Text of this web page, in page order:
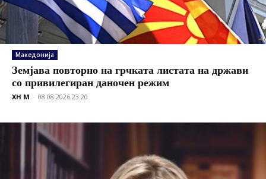
Македонија
Земјава повторно на грчката листата на држави
со привилегиран даночен режим
XH M - 08.08.2026 23:20